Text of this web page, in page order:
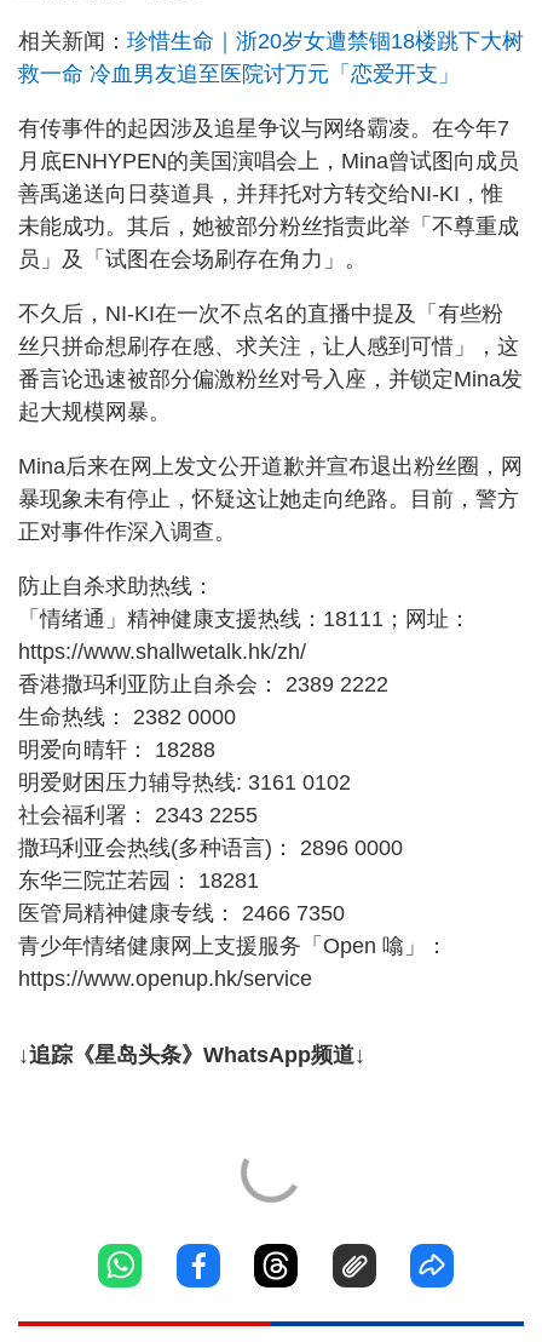
相关新闻： 珍惜生命｜浙20岁女遭禁锢18楼跳下大树
救一命 冷血男友追至医院讨万元「恋爱开支」
有传事件的起因涉及追星争议与网络霸凌。在今年7
月底ENHYPEN的美国演唱会上，Mina曾试图向成员
善禹递送向日葵道具，并拜托对方转交给NI-KI，惟
未能成功。其后，她被部分粉丝指责此举「不尊重成
员」及「试图在会场刷存在角力」。
不久后，NI-KI在一次不点名的直播中提及「有些粉
丝只拼命想刷存在感、求关注，让人感到可惜」，这
番言论迅速被部分偏激粉丝对号入座，并锁定Mina发
起大规模网暴。
Mina后来在网上发文公开道歉并宣布退出粉丝圈，网
暴现象未有停止，怀疑这让她走向绝路。目前，警方
正对事件作深入调查。
防止自杀求助热线：
「情绪通」精神健康支援热线：18111；网址：
https://www.shallwetalk.hk/zh/
香港撒玛利亚防止自杀会： 2389 2222
生命热线： 2382 0000
明爱向晴轩： 18288
明爱财困压力辅导热线: 3161 0102
社会福利署： 2343 2255
撒玛利亚会热线(多种语言)： 2896 0000
东华三院芷若园： 18281
医管局精神健康专线： 2466 7350
青少年情绪健康网上支援服务「Open 噏」：
https://www.openup.hk/service
↓追踪《星岛头条》WhatsApp频道↓